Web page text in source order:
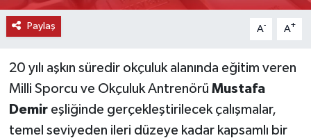
Paylaş A- A+
20 yılı aşkın süredir okçuluk alanında eğitim veren
Milli Sporcu ve Okçuluk Antrenörü Mustafa
Demireşliğinde gerçekleştirilecek çalışmalar,
temel seviyeden ileri düzeye kadar kapsamlı bir
TEKNOLOJİ
TİCARET
YAŞAM